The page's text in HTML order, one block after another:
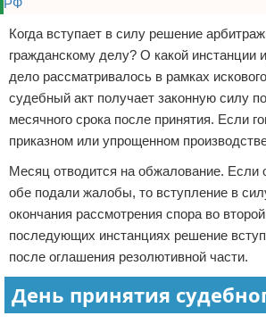
Когда вступает в силу решение
гражданскому делу? О какой инстанции
дело рассматривалось в рамках
судебный акт получает законную силу
месячного срока после принятия. Если
приказном или упрощенном
Месяц отводится на обжалование. Если
обе подали жалобы, то вступление в
окончания рассмотрения спора во
последующих инстанциях решение
после оглашения резолютивной части.
День принятия